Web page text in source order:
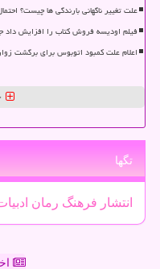
علت تغییر ناگهانی بارندگی ها چیست؟
فیلم اودیسه فروش کتاب را افزایش داد
اعلام علت کمبود اتوبوس برای برگشت
تگها
انتشار فرهنگ رمان